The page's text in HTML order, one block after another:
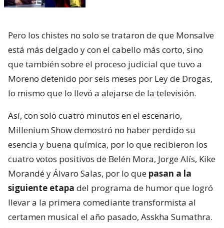
Pero los chistes no solo se trataron de que Monsalve
está más delgado y con el cabello más corto, sino
que también sobre el proceso judicial que tuvo a
Moreno detenido por seis meses por Ley de Drogas,
lo mismo que lo llevó a alejarse de la televisión.
Así, con solo cuatro minutos en el escenario,
Millenium Show demostró no haber perdido su
esencia y buena química, por lo que recibieron los
cuatro votos positivos de Belén Mora, Jorge Alís, Kike
Morandé y Álvaro Salas, por lo que pasan a la
siguiente etapa del programa de humor que logró
llevar a la primera comediante transformista al
certamen musical el año pasado, Asskha Sumathra.